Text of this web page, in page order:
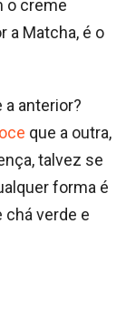
o creme
a Matcha, é o
a anterior?
que a outra,
talvez se
forma é
verde e